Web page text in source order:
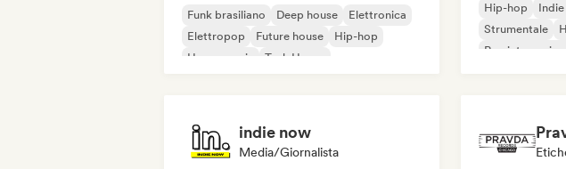
Funk brasiliano Deep house
Elettronica
Elettropop
Future house
Hip-hop
House music
Tech House
Hip-hop
Strumentale
Rap
indie now
Media/Giornalista